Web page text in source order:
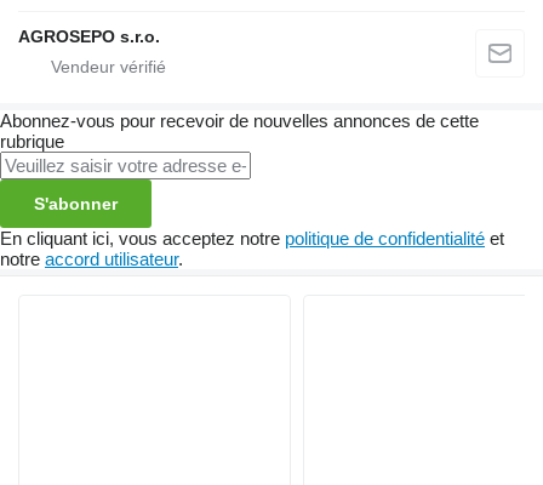
AGROSEPO s.r.o.
Abonnez-vous pour recevoir de nouvelles annonces de cette
rubrique
S'abonner
En cliquant ici, vous acceptez notre politique de confidentialité et
notre accord utilisateur.